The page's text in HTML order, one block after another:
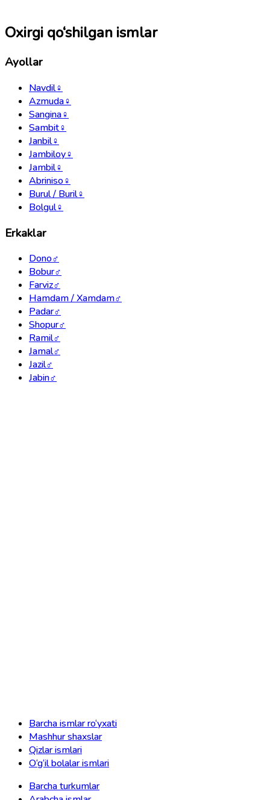
Oxirgi qo‘shilgan ismlar
Ayollar
Navdil♀
Azmuda♀
Sangina♀
Sambit♀
Janbil♀
Jambiloy♀
Jambil♀
Abriniso♀
Burul / Buril♀
Bolgul♀
Erkaklar
Dono♂
Bobur♂
Farviz♂
Hamdam / Xamdam♂
Padar♂
Shopur♂
Ramil♂
Jamal♂
Jazil♂
Jabin♂
Barcha ismlar ro‘yxati
Mashhur shaxslar
Qizlar ismlari
O‘g‘il bolalar ismlari
Barcha turkumlar